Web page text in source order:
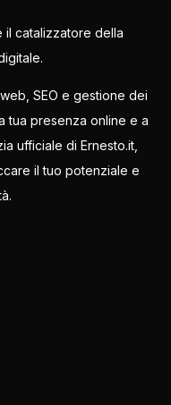
il catalizzatore della
SEO e gestione dei
tua presenza online e a
ufficiale di Ernesto.it,
il tuo potenziale e